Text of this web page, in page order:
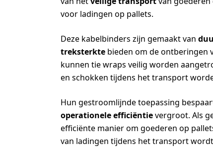
voor ladingen op pallets.
Deze kabelbinders zijn gemaakt van
treksterkte bieden om de ontberingen
kunnen tie wraps veilig worden
en schokken tijdens het transport
Hun gestroomlijnde toepassing
operationele efficiëntievergroot. Als
efficiënte manier om goederen op
van ladingen tijdens het transport